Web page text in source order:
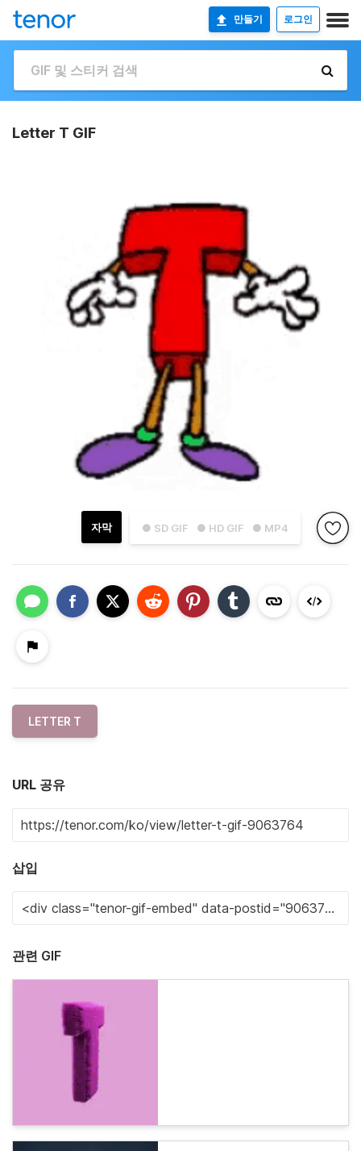
만들기 로그인
Letter T GIF
● SD GIF ● HD GIF ● MP4
자막
LETTER T
URL 공유
삽입
관련 GIF